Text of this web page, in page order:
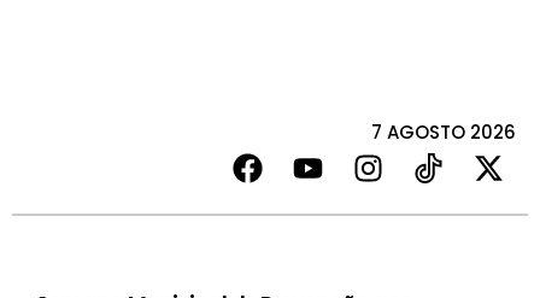
7 AGOSTO 2026